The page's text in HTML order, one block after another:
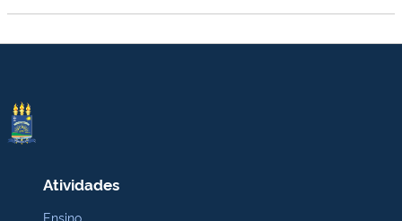
Atividades
Ensino